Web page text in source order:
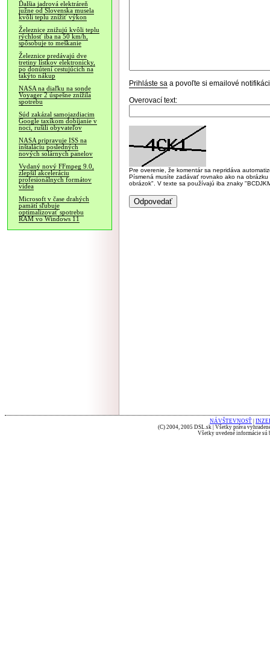
Ďalšia jadrová elektráreň
južne od Slovenska musela
kvôli teplu znížiť výkon
Železnice znižujú kvôli teplu
rýchlosť iba na 50 km/h,
spôsobuje to meškanie
Železnice predávajú dve
tretiny lístkov elektronicky,
po donútení cestujúcich na
takýto nákup
NASA na diaľku na sonde
Voyager 2 úspešne znížila
spotrebu
Súd zakázal samojazdiacim
Google taxíkom dobíjanie v
noci, rušili obyvateľov
NASA pripravuje ISS na
inštaláciu posledných
nových solárnych panelov
Vydaný nový FFmpeg 9.0,
zlepšil akceleráciu
profesionálnych formátov
videa
Microsoft v čase drahých
pamätí sľubuje
optimalizovať spotrebu
RAM vo Windows 11
Prihláste sa a povoľte si emailové
Overovací text:
Pre overenie, že komentár sa nepridáva
Písmená musíte zadávať rovnako ako na
obrázok". V texte sa používajú iba znaky
NÁVŠTEVNOSŤ
(C) 2004, 2005 DSL.sk | Všetky práva
Všetky uvedené informácie sú